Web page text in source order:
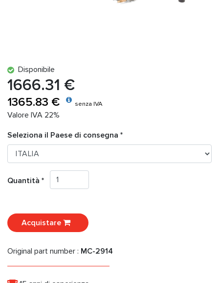
Disponibile
1666.31 €
1365.83 € senza IVA
Valore IVA 22%
Seleziona il Paese di consegna *
Quantità *
Acquistare
Original part number : MC-2914